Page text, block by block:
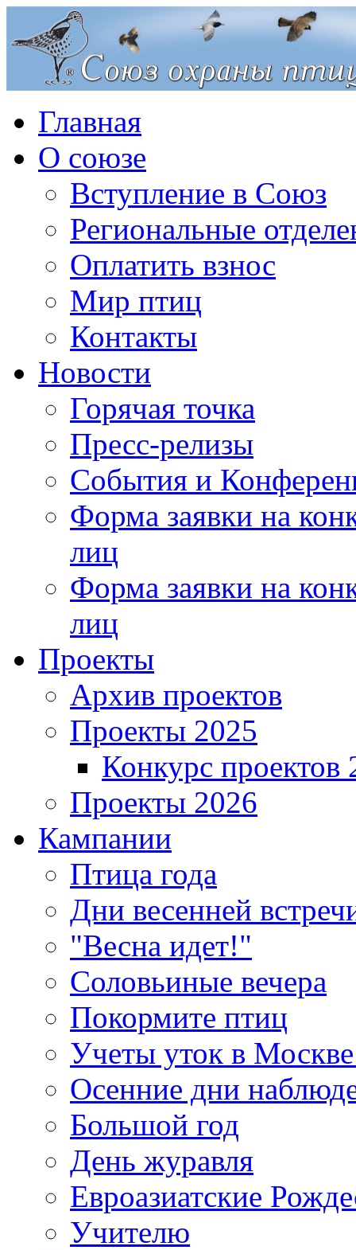
Главная
О союзе
Вступление в Союз
Региональные
Оплатить взнос
Мир птиц
Контакты
Новости
Горячая точка
Пресс-релизы
События и
Форма заявки на
лиц
Форма заявки на
лиц
Проекты
Архив проектов
Проекты 2025
Конкурс проектов
Проекты 2026
Кампании
Птица года
Дни весенней
"Весна идет!"
Соловьиные вечера
Покормите птиц
Учеты уток в
Осенние дни
Большой год
День журавля
Евроазиатские
Учителю